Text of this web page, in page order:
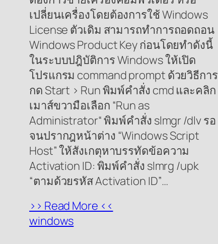
เปลี่ยนเครื่องโดยต้องการใช้ Windows
License ตัวเดิม สามารถทำการถอดถอน
Windows Product Key ก่อนโดยทำดังนี้
ในระบบปฎิบัติการ Windows ให้เปิด
โปรแกรม command prompt ด้วยวิธีการ
กด Start > Run พิมพ์คำสั่ง cmd และคลิก
เมาส์ขวามือเลือก “Run as
Administrator“ พิมพ์คำสั่ง slmgr /dlv รอ
จนปรากฎหน้าต่าง “Windows Script
Host” ให้สังเกตุหาบรรทัดข้อความ
Activation ID: พิมพ์คำสั่ง slmrg /upk
“ตามด้วยรหัส Activation ID”…
>> Read More <<
windows